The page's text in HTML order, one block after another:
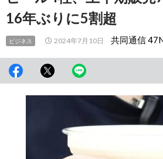
16年ぶりに5割超
ビジネス 2024年7月10日 共同通信